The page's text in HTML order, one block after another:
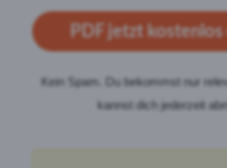
PDF jetzt
Kein Spam. Du bekommst nur
kannst dich jederzeit